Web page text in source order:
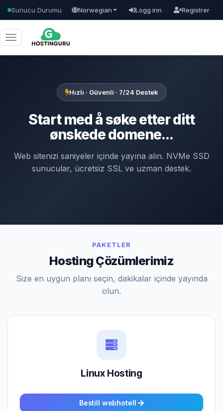
Sunucu Durumu Norwegian Logg inn Registrer
Bytt
Hızlı · Güvenli · 7/24 Destek
Start med å søke etter ditt
ønskede domene...
Web sitenizi saniyeler içinde yayına alın. NVMe SSD
sunucular, ücretsiz SSL ve uzman destek.
PAKETLER
Hosting Çözümlerimiz
Size en uygun planı seçin, dakikalar içinde yayında
olun.
Linux Hosting
Bestill webhotell